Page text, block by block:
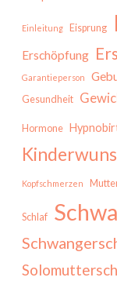
Einleitung Eisprung
Erschöpfung
Garantieperson
Gesundheit
Hormone
Kopfschmerzen
Schlaf